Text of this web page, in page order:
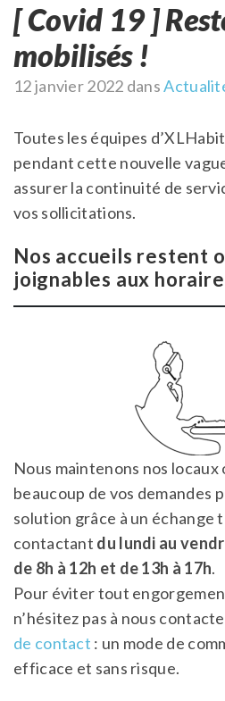
[ Covid 19 ]
mobilisés !
Publié
12 janvier 2022 dans
Toutes les équipes
pendant cette nouvelle
assurer la continuité de
vos sollicitations.
Nos accueils restent
joignables aux
Nous maintenons nos locaux
beaucoup de vos demandes
solution grâce à un échange
contactant du lundi au
de 8h à 12h et de 13h à 17h.
Pour éviter tout
n’hésitez pas à nous
de contact : un mode de
efficace et sans risque.